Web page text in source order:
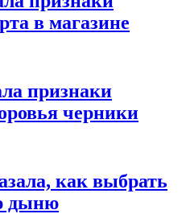
в магазине
признаки
черники
как выбрать
дыню